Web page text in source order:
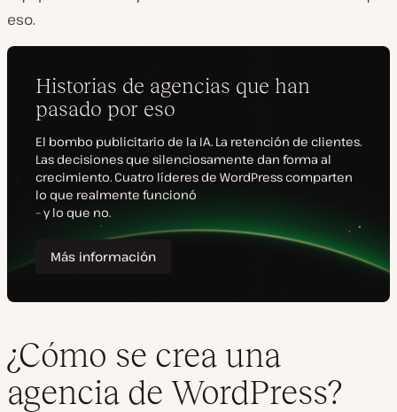
eso.
¿Cómo se crea una
agencia de WordPress?